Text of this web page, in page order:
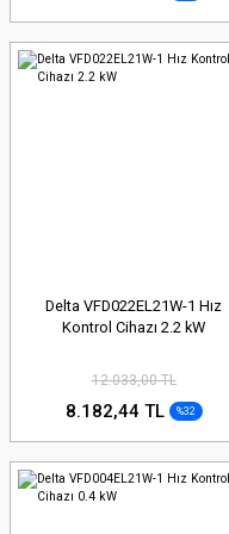
Delta VFD022EL21W-1 Hız
Kontrol Cihazı 2.2 kW
12.033,00 TL
8.182,44 TL %32